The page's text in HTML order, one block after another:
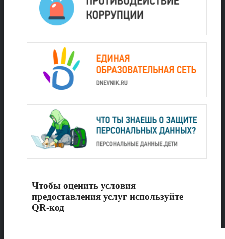
Чтобы оценить условия
предоставления услуг используйте
QR-код